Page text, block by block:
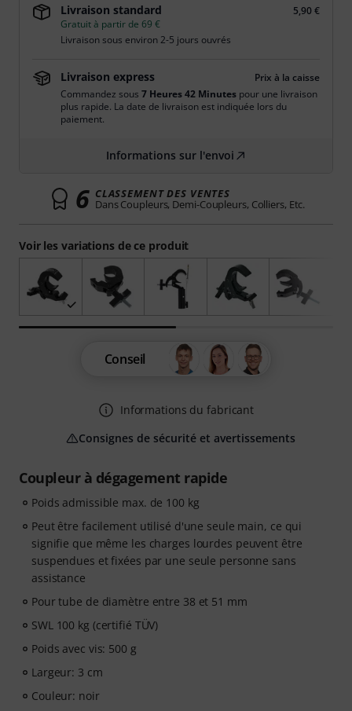
Coupleur à dégagement rapide
Poids admissible max. de 100 kg
Peut être facilement utilisé d'une seule main, ce qui
signifie que même les charges lourdes peuvent être
suspendues et fixées par une seule personne sans
assistance
Pour tube de diamètre entre 38 et 51 mm
SWL 100 kg (certifié TÜV)
Poids avec vis: 500 g
Largeur: 3 cm
Couleur: noir
Voir les variations de ce produit
Livraison standard
5,90 €
Gratuit à partir de 69 €
Livraison sous environ 2-5 jours ouvrés
Livraison express
Prix à la caisse
Commandez sous 7 Heures 42 Minutes pour une livraison
plus rapide. La date de livraison est indiquée lors du
paiement.
Informations sur l'envoi
6 CLASSEMENT DES VENTES
Dans Coupleurs, Demi-Coupleurs, Colliers, Etc.
Conseil
Informations du fabricant
Consignes de sécurité et avertissements